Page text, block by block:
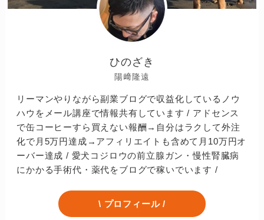
ひのざき
陽﨑隆遠
リーマンやりながら副業ブログで収益化しているノウ
ハウをメール講座で情報共有しています / アドセンス
で缶コーヒーすら買えない報酬→自分はラクして外注
化で月5万円達成→アフィリエイトも含めて月10万円オ
ーバー達成 / 愛犬コジロウの前立腺ガン・慢性腎臓病
にかかる手術代・薬代をブログで稼いでいます /
\ プロフィール /